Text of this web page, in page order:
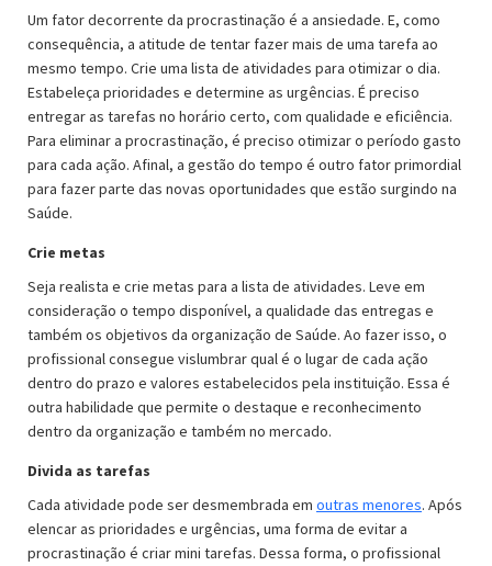
Um fator decorrente da procrastinação é a ansiedade. E, como
consequência, a atitude de tentar fazer mais de uma tarefa ao
mesmo tempo. Crie uma lista de atividades para otimizar o dia.
Estabeleça prioridades e determine as urgências. É preciso
entregar as tarefas no horário certo, com qualidade e eficiência.
Para eliminar a procrastinação, é preciso otimizar o período gasto
para cada ação. Afinal, a gestão do tempo é outro fator primordial
para fazer parte das novas oportunidades que estão surgindo na
Saúde.
Crie metas
Seja realista e crie metas para a lista de atividades. Leve em
consideração o tempo disponível, a qualidade das entregas e
também os objetivos da organização de Saúde. Ao fazer isso, o
profissional consegue vislumbrar qual é o lugar de cada ação
dentro do prazo e valores estabelecidos pela instituição. Essa é
outra habilidade que permite o destaque e reconhecimento
dentro da organização e também no mercado.
Divida as tarefas
Cada atividade pode ser desmembrada em outras menores. Após
elencar as prioridades e urgências, uma forma de evitar a
procrastinação é criar mini tarefas. Dessa forma, o profissional